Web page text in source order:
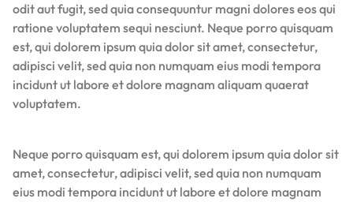
odit aut fugit, sed quia consequuntur magni dolores eos qui
ratione voluptatem sequi nesciunt. Neque porro quisquam
est, qui dolorem ipsum quia dolor sit amet, consectetur,
adipisci velit, sed quia non numquam eius modi tempora
incidunt ut labore et dolore magnam aliquam quaerat
voluptatem.
Neque porro quisquam est, qui dolorem ipsum quia dolor sit
amet, consectetur, adipisci velit, sed quia non numquam
eius modi tempora incidunt ut labore et dolore magnam